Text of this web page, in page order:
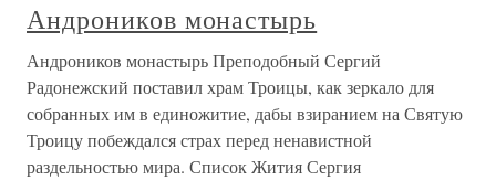
Андроников монастырь
Андроников монастырь Преподобный Сергий
Радонежский поставил храм Троицы, как зеркало для
собранных им в единожитие, дабы взиранием на Святую
Троицу побеждался страх перед ненавистной
раздельностью мира. Список Жития Сергия